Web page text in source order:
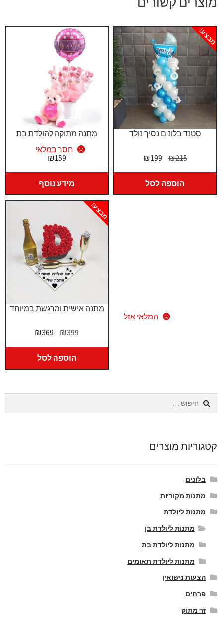
המלאי אזל
מתנה מתוקה להולדת בת
חסר במלאי
₪159
מידע נוסף
סטנד בלונים נסיך נולד
מבצע!
₪215
המחיר
המקורי
היה:
₪215.
₪199
הנוכחי
₪199.
הוספה לסל
מתנה אישית ומרגשת במיוחד
מבצע!
₪399
המחיר
המקורי
היה:
₪399.
₪369
המחיר
הנוכחי
₪369.
הוספה לסל
חיפוש:
קטגוריות מוצרים
בלונים
מתנות מקוריות
מתנות ליולדת
מתנות ליולדת בן
מתנות ליולדת בת
מתנות ליולדת תאומים
הצעות נישואין
פרחים
זר מתוק